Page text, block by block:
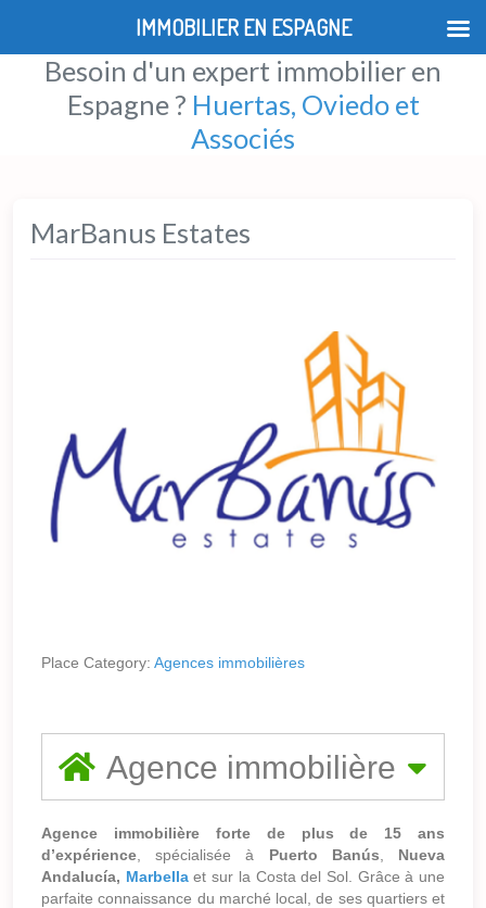
Besoin d'un expert immobilier en
Espagne ? Huertas, Oviedo et
Associés
MarBanus Estates
Place Category: Agences immobilières
Agence immobilière
Agence immobilière forte de plus de 15 ans
d’expérience , spécialisée à Puerto Banús
Nueva
Andalucía, Marbellaet sur la Costa del Sol. Grâce à une
parfaite connaissance du marché local, de ses quartiers et
IMMOBILIER EN ESPAGNE